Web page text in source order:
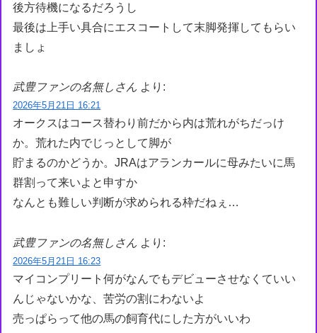
後方待機になるだろうし
最後は上手い具合にエスコートして末脚発揮してもらい
ましょ
武豊ファンの名無しさん より:
2026年5月21日 16:21
オークスはコース替わり前だから内は荒れがちだっけ
か。荒れた内でじっとして脚が
貯まるのかどうか。JRAはアランカールに母みたいに馬
群割って来いよと申すか
なんとも難しい判断が求められる枠だねぇ…
武豊ファンの名無しさん より:
2026年5月21日 16:23
マイコンプリート何がなんでもデビューさせなくていい
んじゃないかな、苦労の割にわないよ
売っぱらって他の馬の飼育代にした方がいいわ